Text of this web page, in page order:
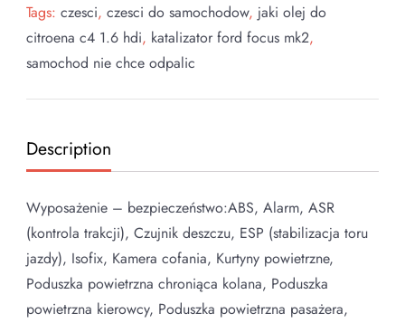
Tags: czesci, czesci do samochodow, jaki olej do
citroena c4 1.6 hdi, katalizator ford focus mk2,
samochod nie chce odpalic
Description
Wyposażenie – bezpieczeństwo:ABS, Alarm, ASR
(kontrola trakcji), Czujnik deszczu, ESP (stabilizacja toru
jazdy), Isofix, Kamera cofania, Kurtyny powietrzne,
Poduszka powietrzna chroniąca kolana, Poduszka
powietrzna kierowcy, Poduszka powietrzna pasażera,